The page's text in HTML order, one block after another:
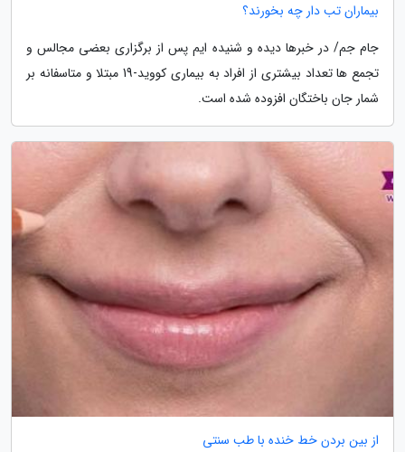
بیماران تب دار چه بخورند؟
جام جم/ در خبرها دیده و شنیده ایم پس از برگزاری بعضی مجالس و
تجمع ها تعداد بیشتری از افراد به بیماری کووید-19 مبتلا و متاسفانه بر
شمار جان باختگان افزوده شده است.
از بین بردن خط خنده با طب سنتی